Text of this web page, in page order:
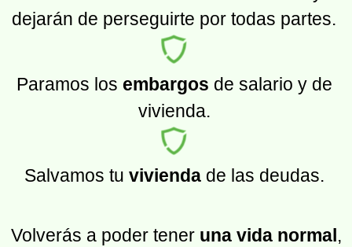
dejarán de perseguirte por todas partes.
Paramos los embargos de salario y de
vivienda.
Salvamos tu viviendade las deudas.
Volverás a poder tener una vida normal,